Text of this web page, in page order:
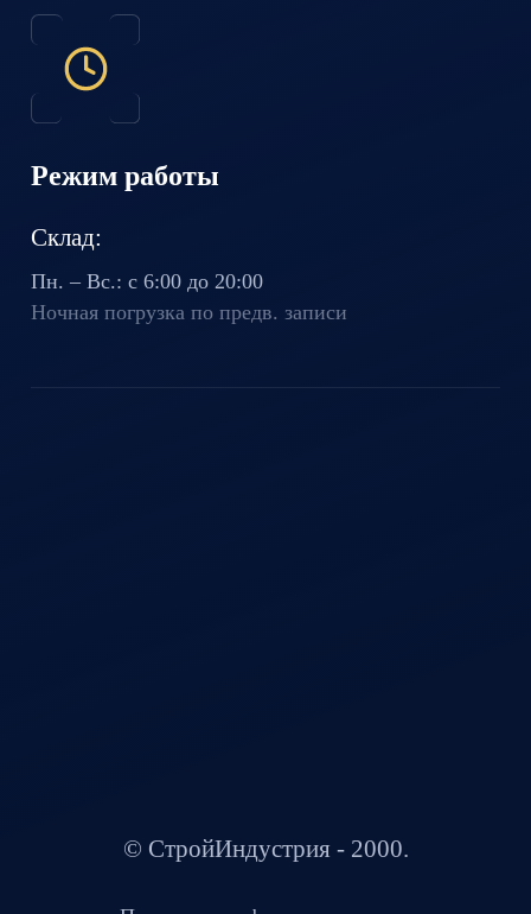
Режим работы
Склад:
Пн. – Вс.: с 6:00 до 20:00
Ночная погрузка по предв. записи
© СтройИндустрия - 2000.